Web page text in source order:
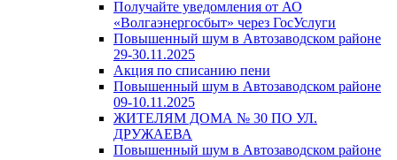
Получайте уведомления от АО
«Волгаэнергосбыт» через ГосУслуги
Повышенный шум в Автозаводском районе
29-30.11.2025
Акция по списанию пени
Повышенный шум в Автозаводском районе
09-10.11.2025
ЖИТЕЛЯМ ДОМА № 30 ПО УЛ.
ДРУЖАЕВА
Повышенный шум в Автозаводском районе